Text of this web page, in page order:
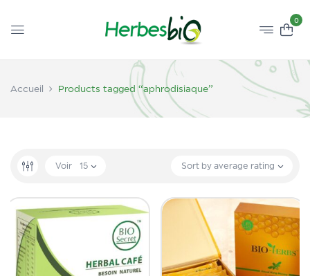
0
Accueil Products tagged “aphrodisiaque”
Sort by average rating
Voir 15